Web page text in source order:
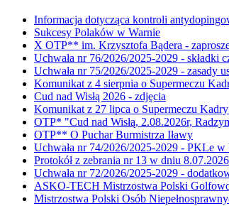
Informacja dotycząca kontroli
Sukcesy Polaków w Warnie
X OTP** im. Krzysztofa Bądera -
Uchwała nr 76/2026/2025-2029 - składki
Uchwała nr 75/2026/2025-2029 - zasady
Komunikat z 4 sierpnia o Supermeczu
Cud nad Wisłą 2026 - zdjęcia
Komunikat z 27 lipca o Supermeczu
OTP* "Cud nad Wisłą, 2.08.2026r,
OTP** O Puchar Burmistrza Iławy
Uchwała nr 74/2026/2025-2029 - PKLe
Protokół z zebrania nr 13 w dniu 8.07.2026
Uchwała nr 72/2026/2025-2029 -
ASKO-TECH Mistrzostwa Polski
Mistrzostwa Polski Osób